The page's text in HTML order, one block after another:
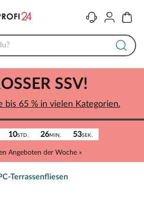
KontaktKonto
10STD. 26MIN. 53SEK.
Angeboten der Woche »
SSV!
bis 65 % in vielen Kategorien.
Terrassenfliesen